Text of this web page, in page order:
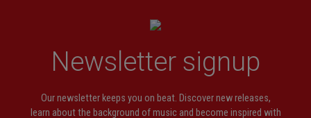
Newsletter signup
Our newsletter keeps you on beat. Discover new releases,
learn about the background of music and become inspired with